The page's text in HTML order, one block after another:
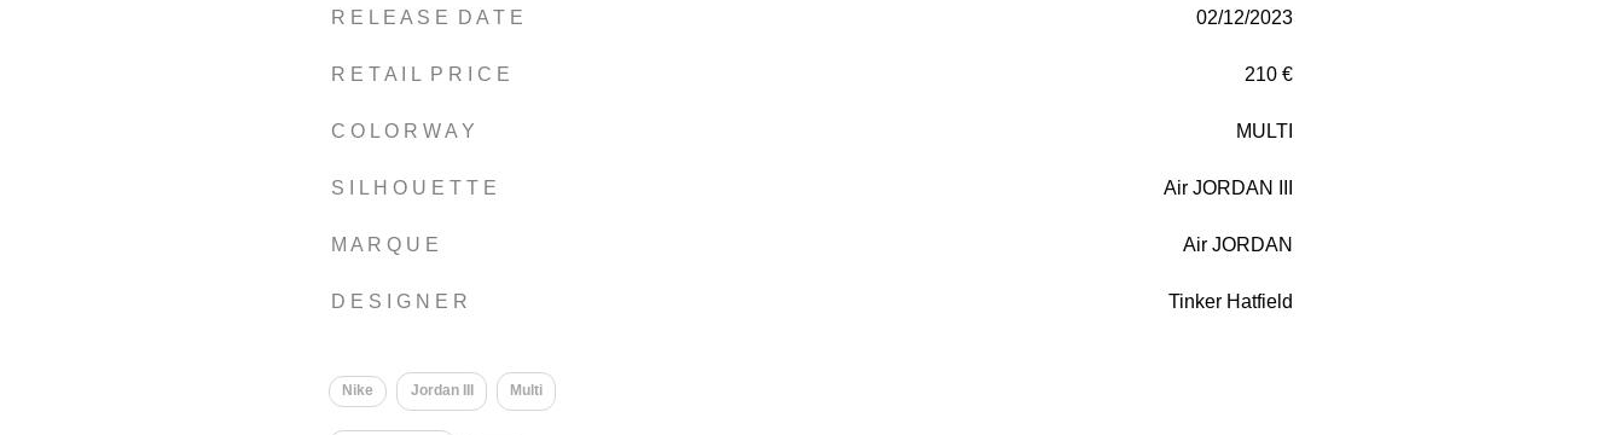
R E L E A S E D A T E 02/12/2023
R E T A I L P R I C E 210 €
C O L O R W A Y MULTI
S I L H O U E T T E Air JORDAN III
M A R Q U E Air JORDAN
D E S I G N E R Tinker Hatfield
Nike Jordan III Multi